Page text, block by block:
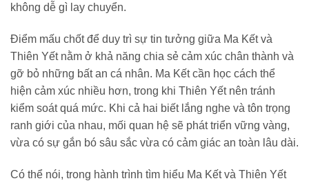
không dễ gì lay chuyển.
Điểm mấu chốt để duy trì sự tin tưởng giữa Ma Kết và
Thiên Yết nằm ở khả năng chia sẻ cảm xúc chân thành và
gỡ bỏ những bất an cá nhân. Ma Kết cần học cách thể
hiện cảm xúc nhiều hơn, trong khi Thiên Yết nên tránh
kiểm soát quá mức. Khi cả hai biết lắng nghe và tôn trọng
ranh giới của nhau, mối quan hệ sẽ phát triển vững vàng,
vừa có sự gắn bó sâu sắc vừa có cảm giác an toàn lâu dài.
Có thể nói, trong hành trình tìm hiểu Ma Kết và Thiên Yết